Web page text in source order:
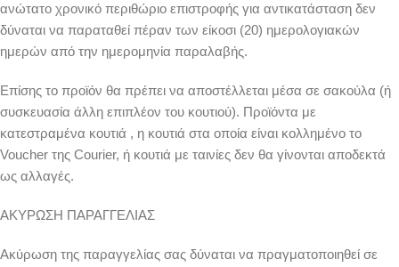
ανώτατο χρονικό περιθώριο επιστροφής για αντικατάσταση δεν
δύναται να παραταθεί πέραν των είκοσι (20) ημερολογιακών
ημερών από την ημερομηνία παραλαβής.
Επίσης το προϊόν θα πρέπει να αποστέλλεται μέσα σε σακούλα (ή
συσκευασία άλλη επιπλέον του κουτιού). Προϊόντα με
κατεστραμένα κουτιά , η κουτιά στα οποία είναι κολλημένο το
Voucher της Courier, ή κουτιά με ταινίες δεν θα γίνονται αποδεκτά
ως αλλαγές.
ΑΚΥΡΩΣΗ ΠΑΡΑΓΓΕΛΙΑΣ
Ακύρωση της παραγγελίας σας δύναται να πραγματοποιηθεί σε